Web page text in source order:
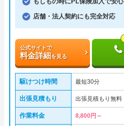
店舗・法人契約にも完全対応
公式サイトで
料金詳細を見る
駆けつけ時間 最短30分
出張見積もり 出張見積もり無料
作業料金 8,800円～